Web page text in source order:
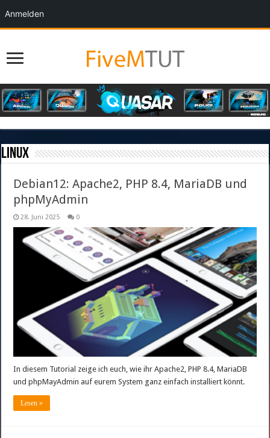
Linux
Debian12: Apache2, PHP 8.4, MariaDB und
phpMyAdmin
28. Juni 2025 0
In diesem Tutorial zeige ich euch, wie ihr Apache2, PHP 8.4, MariaDB
und phpMayAdmin auf eurem System ganz einfach installiert könnt.
Lesen »
Anmelden